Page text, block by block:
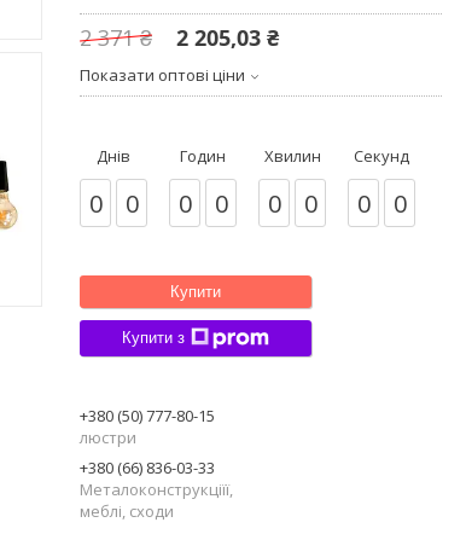
2 371 ₴ 2 205,03 ₴
Показати оптові ціни
Днів
0 0
Годин
0 0
Хвилин
0 0
Секунд
0 0
Купити
Купити з
+380 (50) 777-80-15
люстри
+380 (66) 836-03-33
Металоконструкціїї,
меблі, сходи